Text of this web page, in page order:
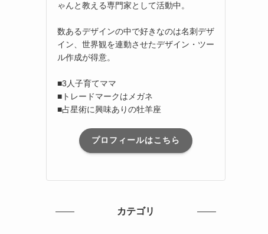
ゃんと教える専門家として活動中。
数あるデザインの中で好きなのは名刺デザ
イン、世界観を連動させたデザイン・ツー
ル作成が得意。
■3人子育てママ
■トレードマークはメガネ
■占星術に興味ありの牡羊座
プロフィールはこちら
カテゴリ